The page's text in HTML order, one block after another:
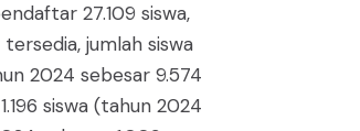
27.109 siswa,
jumlah siswa
2024 sebesar 9.574
siswa (tahun 2024